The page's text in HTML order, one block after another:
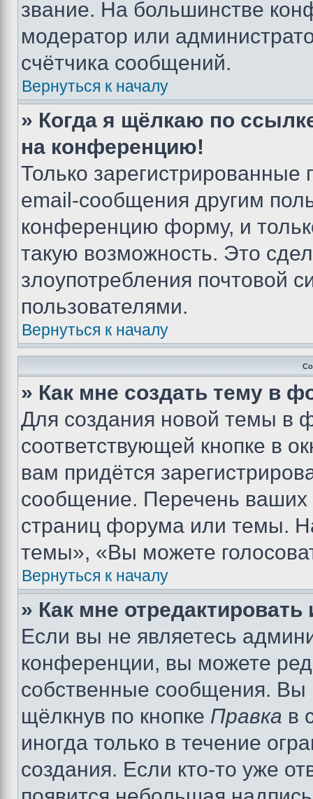
звание. На большинстве
модератор или
счётчика сообщений.
Вернуться к началу
» Когда я щёлкаю по
на конференцию!
Только зарегистрированные
email-сообщения другим
конференцию форму, и
такую возможность. Это
злоупотребления почтовой
пользователями.
Вернуться к началу
» Как мне создать тему в
Для создания новой темы в
соответствующей кнопке в
вам придётся
сообщение. Перечень ваших
страниц форума или темы.
темы», «Вы можете
Вернуться к началу
» Как мне
Если вы не являетесь
конференции, вы можете
собственные сообщения. Вы
щёлкнув по кнопке Правка в
иногда только в течение
создания. Если кто-то уже